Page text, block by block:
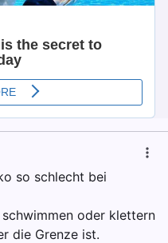
so schlecht bei
oder klettern
die Grenze ist.